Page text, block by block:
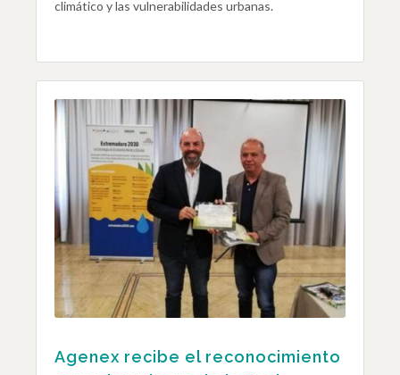
climático y las vulnerabilidades urbanas.
Agenex recibe el reconocimiento